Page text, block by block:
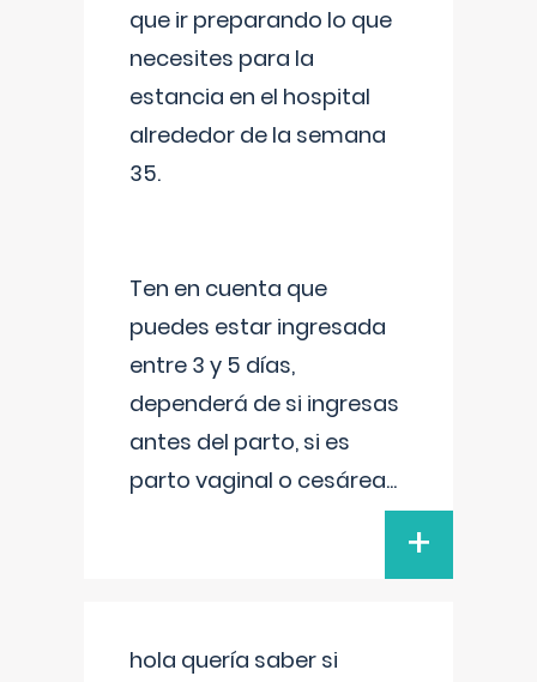
que ir preparando lo que
necesites para la
estancia en el hospital
alrededor de la semana
35.
Ten en cuenta que
puedes estar ingresada
entre 3 y 5 días,
dependerá de si ingresas
antes del parto, si es
parto vaginal o cesárea...
+
hola quería saber si